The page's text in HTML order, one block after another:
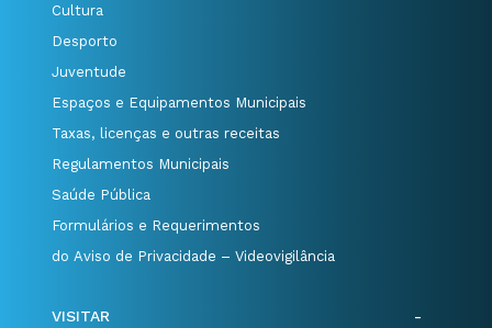
Cultura
Desporto
Juventude
Espaços e Equipamentos Municipais
Taxas, licenças e outras receitas
Regulamentos Municipais
Saúde Pública
Formulários e Requerimentos
do Aviso de Privacidade – Videovigilância
VISITAR